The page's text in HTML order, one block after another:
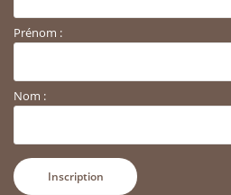
Prénom :
Nom :